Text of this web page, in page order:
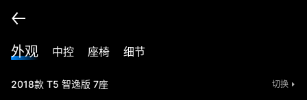
外观 中控 座椅 细节
2018款 T5 智逸版 7座 切换